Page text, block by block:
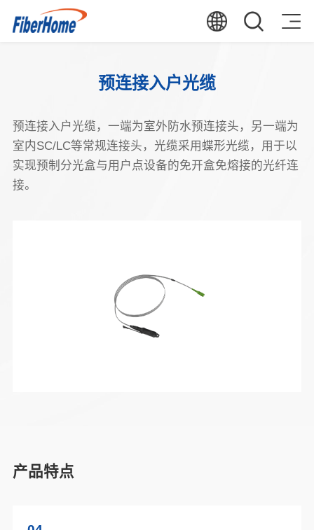
预连接入户光缆
预连接入户光缆，一端为室外防水预连接头，另一端为
室内SC/LC等常规连接头，光缆采用蝶形光缆，用于以
实现预制分光盒与用户点设备的免开盒免熔接的光纤连
接。
产品特点